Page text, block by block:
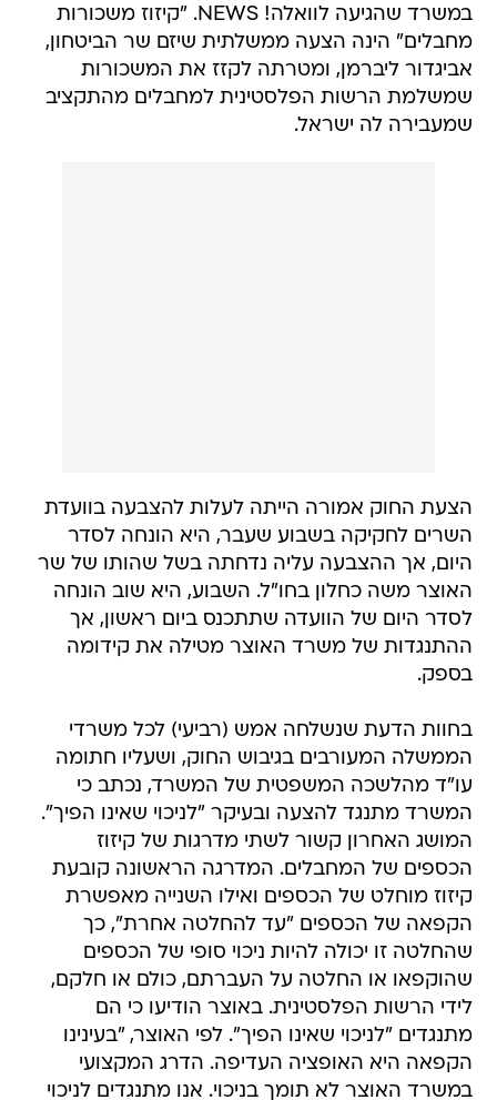
במשרד שהגיעה לוואלה! NEWS. "קיזוז משכורות
מחבלים" הינה הצעה ממשלתית שיזם שר הביטחון,
אביגדור ליברמן, ומטרתה לקזז את המשכורות
שמשלמת הרשות הפלסטינית למחבלים מהתקציב
שמעבירה לה ישראל.
הצעת החוק אמורה הייתה לעלות להצבעה בוועדת
השרים לחקיקה בשבוע שעבר, היא הונחה לסדר
היום, אך ההצבעה עליה נדחתה בשל שהותו של שר
האוצר משה כחלון בחו"ל. השבוע, היא שוב הונחה
לסדר היום של הוועדה שתתכנס ביום ראשון, אך
ההתנגדות של משרד האוצר מטילה את קידומה
בספק.
בחוות הדעת שנשלחה אמש (רביעי) לכל משרדי
הממשלה המעורבים בגיבוש החוק, ושעליו חתומה
עו"ד מהלשכה המשפטית של המשרד, נכתב כי
המשרד מתנגד להצעה ובעיקר "לניכוי שאינו הפיך".
המושג האחרון קשור לשתי מדרגות של קיזוז
הכספים של המחבלים. המדרגה הראשונה קובעת
קיזוז מוחלט של הכספים ואילו השנייה מאפשרת
הקפאה של הכספים "עד להחלטה אחרת", כך
שהחלטה זו יכולה להיות ניכוי סופי של הכספים
שהוקפאו או החלטה על העברתם, כולם או חלקם,
לידי הרשות הפלסטינית. באוצר הודיעו כי הם
מתנגדים "לניכוי שאינו הפיך". לפי האוצר, "בעינינו
הקפאה היא האופציה העדיפה. הדרג המקצועי
במשרד האוצר לא תומך בניכוי. אנו מתנגדים לניכוי